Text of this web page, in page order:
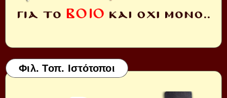
Φιλ. Τοπ. Ιστότοποι